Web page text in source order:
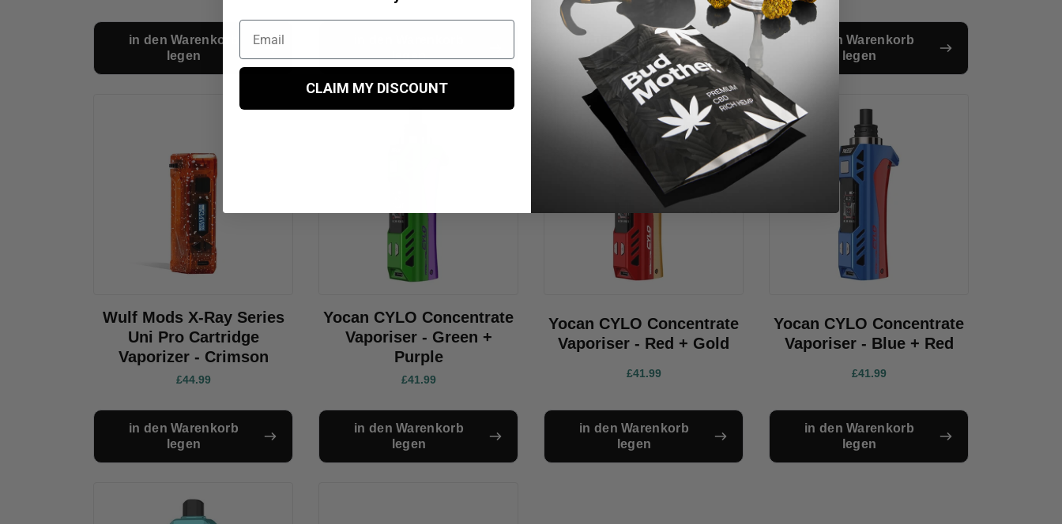
in den Warenkorb
legen
legen
in den Warenkorb
legen
in den Warenkorb
legen
Wulf Mods X-Ray Series
Uni Pro Cartridge
Vaporizer - Crimson
£44.99
in den Warenkorb
legen
Yocan CYLO Concentrate
Vaporiser - Green +
Purple
£41.99
in den Warenkorb
legen
Yocan CYLO Concentrate
Vaporiser - Red + Gold
£41.99
in den Warenkorb
legen
Yocan CYLO Concentrate
Vaporiser - Blue + Red
£41.99
in den Warenkorb
legen
CLAIM MY DISCOUNT